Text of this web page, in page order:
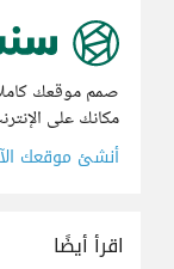
صمم موقعك
مكانك على
أنشئ موقعك
اقرأ أيضًا